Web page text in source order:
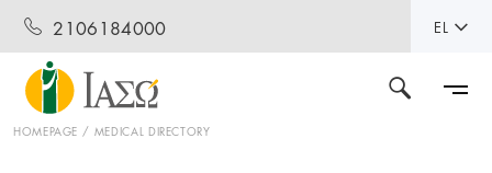
2106184000 EL
HOMEPAGE MEDICAL DIRECTORY